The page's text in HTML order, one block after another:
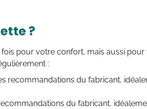
?
fois pour votre confort, mais aussi
:
recommandations du fabricant,
du fabricant,